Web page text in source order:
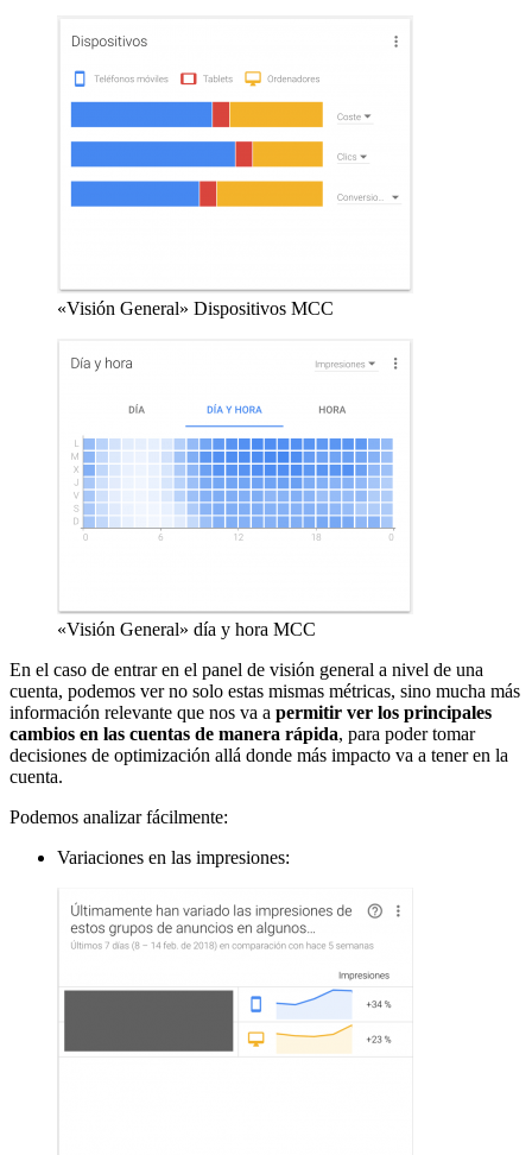
«Visión General» Dispositivos MCC
«Visión General» día y hora MCC
En el caso de entrar en el panel de visión general a nivel de una
cuenta, podemos ver no solo estas mismas métricas, sino mucha más
información relevante que nos va a permitir ver los principales
cambios en las cuentas de manera rápida, para poder tomar
decisiones de optimización allá donde más impacto va a tener en la
cuenta.
Podemos analizar fácilmente:
Variaciones en las impresiones: